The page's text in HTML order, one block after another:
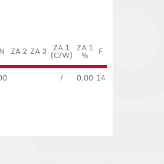
ZA 2 ZA 3 ZA 1
(C/W)
ZA 1
% F
/ 0,00 14